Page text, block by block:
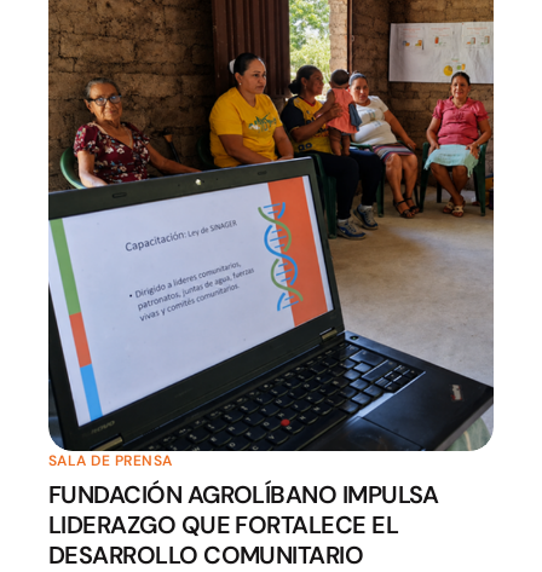
SALA DE PRENSA
FUNDACIÓN AGROLÍBANO IMPULSA
LIDERAZGO QUE FORTALECE EL
DESARROLLO COMUNITARIO